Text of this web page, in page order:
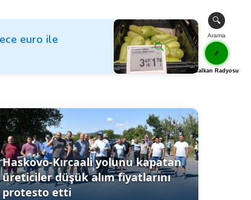
euro ile
Haskovo-Kırcaali yolunu kapatan
üreticiler düşük alım fiyatlarını
protesto etti
🔍
Arama
🎵
Balkan Radyosu